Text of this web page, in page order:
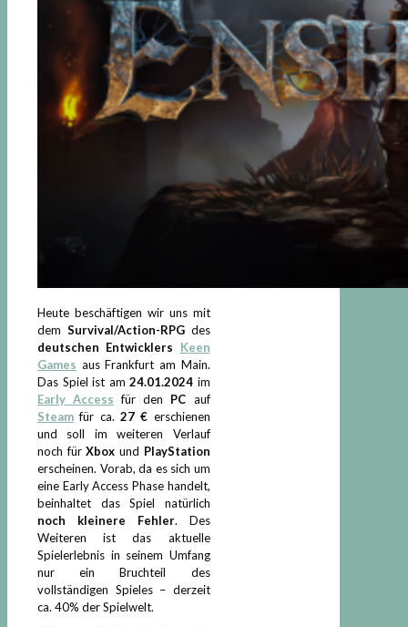
Heute beschäftigen wir uns mit
dem Survival/Action-RPGdes
deutschen Entwicklers Keen
Games aus Frankfurt am Main.
Das Spiel ist am 24.01.2024 im
Early Access für den PC auf
Steam für ca. 27 € erschienen
und soll im weiteren Verlauf
noch fürXbox und PlayStation
erscheinen. Vorab, da es sich um
eine Early Access Phase handelt,
beinhaltet das Spiel natürlich
noch kleinere Fehler. Des
Weiteren ist das aktuelle
Spielerlebnis in seinem Umfang
nur ein Bruchteil des
vollständigen Spieles – derzeit
ca. 40% der Spielwelt.